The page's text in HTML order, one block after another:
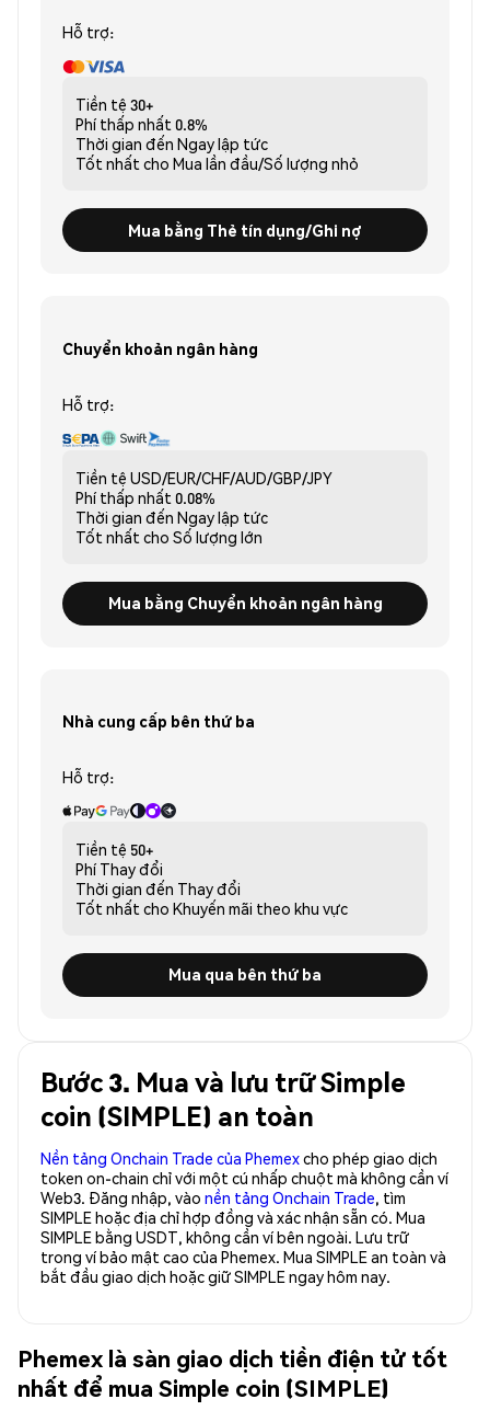
Hỗ trợ:
Tiền tệ 30+
Phí thấp nhất 0.8%
Thời gian đến Ngay lập tức
Tốt nhất cho Mua lần đầu/Số lượng nhỏ
Mua bằng Thẻ tín dụng/Ghi nợ
Chuyển khoản ngân hàng
Hỗ trợ:
Tiền tệ USD/EUR/CHF/AUD/GBP/JPY
Phí thấp nhất 0.08%
Thời gian đến Ngay lập tức
Tốt nhất cho Số lượng lớn
Mua bằng Chuyển khoản ngân hàng
Nhà cung cấp bên thứ ba
Hỗ trợ:
Tiền tệ 50+
Phí Thay đổi
Thời gian đến Thay đổi
Tốt nhất cho Khuyến mãi theo khu vực
Mua qua bên thứ ba
Bước 3. Mua và lưu trữ Simple
coin (SIMPLE) an toàn
Nền tảng Onchain Trade của Phemexcho phép giao dịch
token on-chain chỉ với một cú nhấp chuột mà không cần ví
Web3. Đăng nhập, vào nền tảng Onchain Trade, tìm
SIMPLE hoặc địa chỉ hợp đồng và xác nhận sẵn có. Mua
SIMPLE bằng USDT, không cần ví bên ngoài. Lưu trữ
trong ví bảo mật cao của Phemex. Mua SIMPLE an toàn và
bắt đầu giao dịch hoặc giữ SIMPLE ngay hôm nay.
Phemex là sàn giao dịch tiền điện tử tốt
nhất để mua Simple coin (SIMPLE)